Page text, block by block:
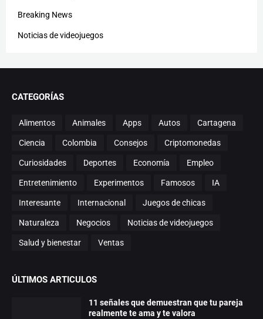
Breaking News
Noticias de videojuegos
CATEGORÍAS
Alimentos Animales Apps Autos Cartagena
Ciencia Colombia Consejos Criptomonedas
Curiosidades Deportes Economía Empleo
Entretenimiento Experimentos Famosos IA
Interesante Internacional Juegos de chicas
Naturaleza Negocios Noticias de videojuegos
Salud y bienestar Ventas
ÚLTIMOS ARTICULOS
11 señales que demuestran que tu pareja
realmente te ama y te valora